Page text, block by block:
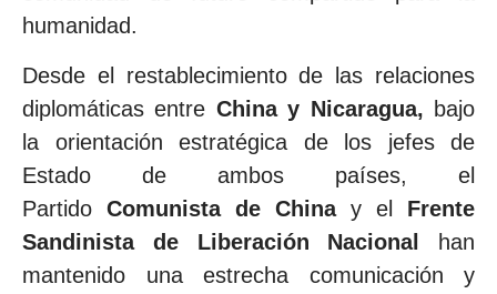
humanidad.
Desde el restablecimiento de las relaciones
diplomáticas entre China y Nicaragua, bajo
la orientación estratégica de los jefes de
Estado de ambos países, el
Partido Comunista de Chinay el
Frente
Sandinista de Liberación Nacional
han
mantenido una estrecha comunicación y